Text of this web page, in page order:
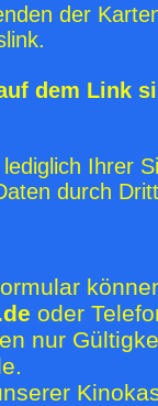
der
dem Link
Ihrer
durch
oder
nur